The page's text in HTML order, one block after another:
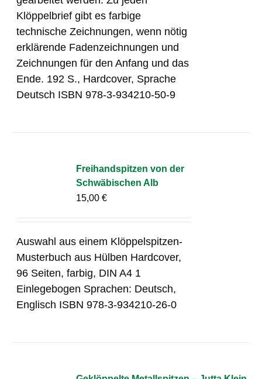
Klöppelbrief gibt es farbige
technische Zeichnungen, wenn nötig
erklärende Fadenzeichnungen und
Zeichnungen für den Anfang und das
Ende. 192 S., Hardcover, Sprache
Deutsch ISBN 978-3-934210-50-9
Freihandspitzen von der
Schwäbischen Alb
15,00€
Auswahl aus einem Klöppelspitzen-
Musterbuch aus Hülben Hardcover,
96 Seiten, farbig, DIN A4 1
Einlegebogen Sprachen: Deutsch,
Englisch ISBN 978-3-934210-26-0